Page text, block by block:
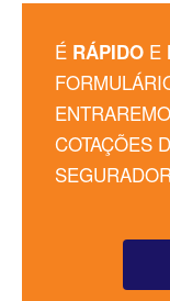
É RÁPIDO E
COTAÇÕES